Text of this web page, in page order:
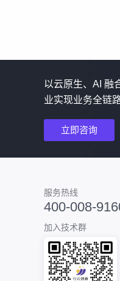
以云原生、AI 融
业实现业务全链
立即咨询
服务热线
400-008-
加入技术群